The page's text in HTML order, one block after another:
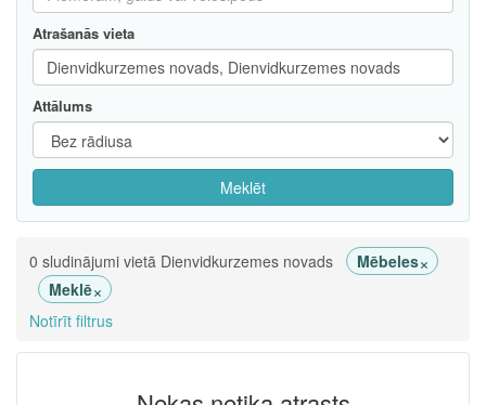
Atrašanās vieta
Attālums
Meklēt
0 sludinājumi vietā Dienvidkurzemes novads Mēbeles×
Meklē×
Notīrīt filtrus